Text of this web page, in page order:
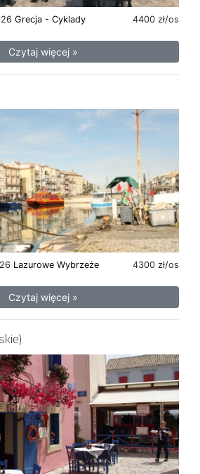
4400 zł/os
Grecja - Cyklady
Czytaj więcej »
4300 zł/os
Lazurowe Wybrzeże
Czytaj więcej »